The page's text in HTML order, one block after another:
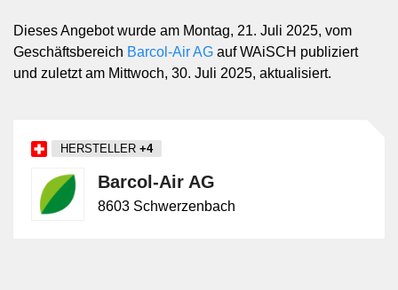
Dieses Angebot wurde am Montag, 21. Juli 2025, vom
Geschäftsbereich Barcol-Air AG auf WAiSCH publiziert
und zuletzt am Mittwoch, 30. Juli 2025, aktualisiert.
HERSTELLER +4
Barcol-Air AG
8603 Schwerzenbach